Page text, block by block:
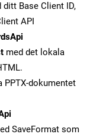
ditt Base Client ID,
API
med det lokala
PPTX-dokumentet
SaveFormat som